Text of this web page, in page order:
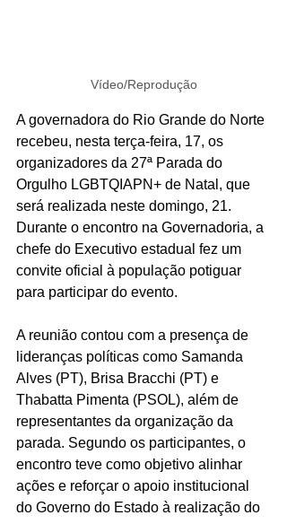
Vídeo/Reprodução
A governadora do Rio Grande do Norte
recebeu, nesta terça-feira, 17, os
organizadores da 27ª Parada do
Orgulho LGBTQIAPN+ de Natal, que
será realizada neste domingo, 21.
Durante o encontro na Governadoria, a
chefe do Executivo estadual fez um
convite oficial à população potiguar
para participar do evento.
A reunião contou com a presença de
lideranças políticas como Samanda
Alves (PT), Brisa Bracchi (PT) e
Thabatta Pimenta (PSOL), além de
representantes da organização da
parada. Segundo os participantes, o
encontro teve como objetivo alinhar
ações e reforçar o apoio institucional
do Governo do Estado à realização do